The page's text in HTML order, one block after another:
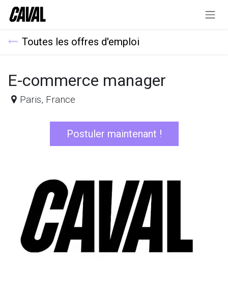
Se rendre au contenu
Toutes les offres d'emploi
E-commerce manager
Paris, France
Postuler maintenant !